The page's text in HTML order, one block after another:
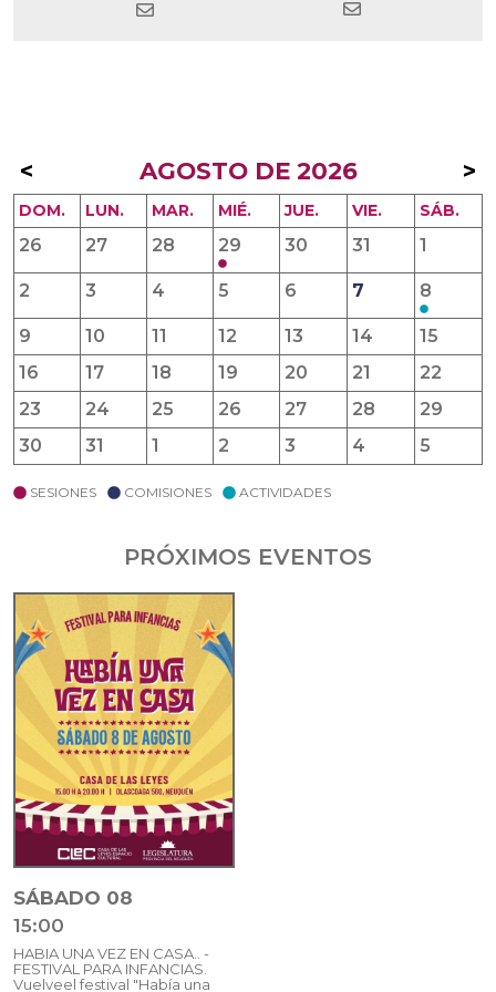
< AGOSTO DE 2026 >
DOM. LUN. MAR. MIÉ. JUE. VIE. SÁB.
26 27 28 29 30 31 1
2 3 4 5 6 7 8
9 10 11 12 13 14
15
16
17 18 19 20 21
22
23
24 25 26 27 28
29
30
31 1 2 3 4 5
SESIONES COMISIONES ACTIVIDADES
PRÓXIMOS EVENTOS
SÁBADO 08
15:00
HABIA UNA VEZ EN CASA.. -
FESTIVAL PARA INFANCIAS.
Vuelveel festival "Había una